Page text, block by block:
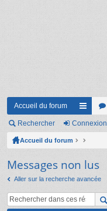
Accueil du forum
ac
co
ur
ci
s
Rechercher Connexion
Accueil du forum
Messages non lus
Aller sur la recherche avancée